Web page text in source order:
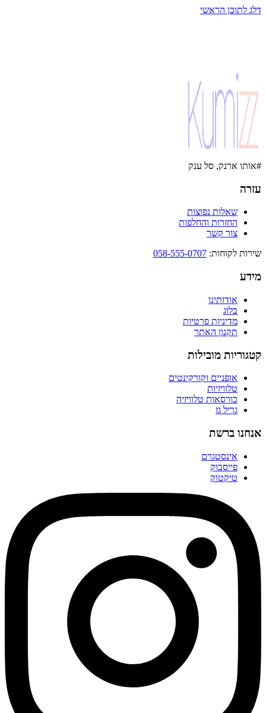
דלג לתוכן הראשי
#אותו ארנק, סל ענק
עזרה
שאלות נפוצות
החזרות והחלפות
צור קשר
שירות לקוחות:
058-555-0707
מידע
אודותינו
בלוג
מדיניות פרטיות
תקנון האתר
קטגוריות מובילות
אופניים וקורקינטים
טלוויזיות
כורסאות טלוויזיה
גריל גז
אנחנו ברשת
אינסטגרם
פייסבוק
טיקטוק